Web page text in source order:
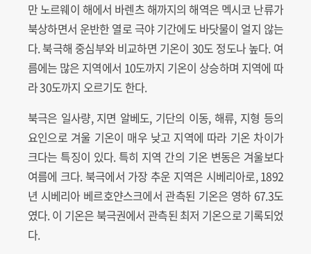
만 노르웨이 해에서 바렌츠 해까지의 해역은 멕시코 난류가
북상하면서 운반한 열로 극야 기간에도 바닷물이 얼지 않는
다. 북극해 중심부와 비교하면 기온이 30도 정도나 높다. 여
름에는 많은 지역에서 10도까지 기온이 상승하며 지역에 따
라 30도까지 오르기도 한다.
북극은 일사량, 지면 알베도, 기단의 이동, 해류, 지형 등의
요인으로 겨울 기온이 매우 낮고 지역에 따라 기온 차이가
크다는 특징이 있다. 특히 지역 간의 기온 변동은 겨울보다
여름에 크다. 북극에서 가장 추운 지역은 시베리아로, 1892
년 시베리아 베르호얀스크에서 관측된 기온은 영하 67.3도
였다. 이 기온은 북극권에서 관측된 최저 기온으로 기록되었
다.